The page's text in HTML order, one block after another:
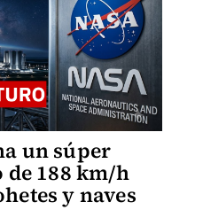
un súper
188 km/h
y naves